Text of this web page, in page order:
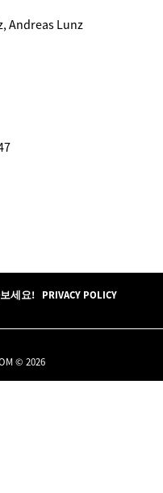
Andreas Lunz
세요! PRIVACY POLICY
© 2026